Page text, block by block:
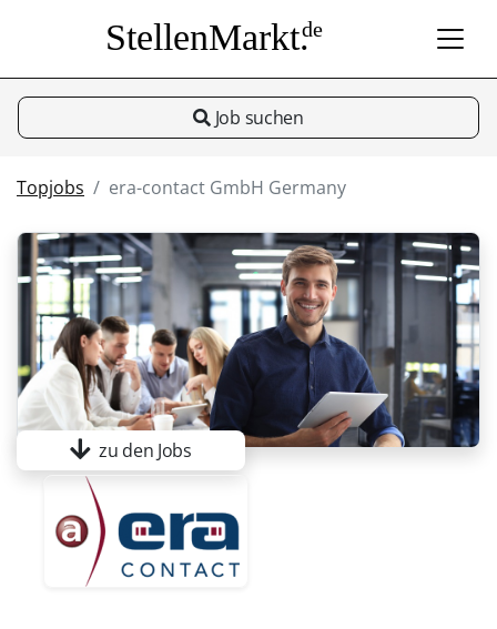
StellenMarkt.de
Job suchen
Topjobs era-contact GmbH Germany
zu den Jobs